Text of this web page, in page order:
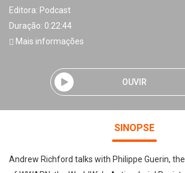
Editora: Podcast
Duração: 0:22:44
Mais informações
OUVIR
SINOPSE
Andrew Richford talks with Philippe Guerin,